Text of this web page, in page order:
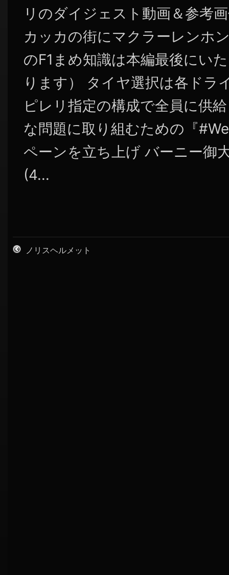
リのダイジェスト動画＆参考
カッカの街にマクラーレンホ
のF1まめ知識は本編最後にい
ります） タイヤ選択は各ドラ
ピレリ指定の構成で全員に供
な問題に取り組むための『
ペーンを立ち上げ バーニー御
(4...
ノリスヘルメット